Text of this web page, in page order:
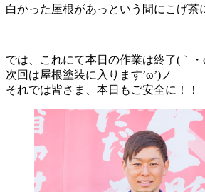
白かった屋根があっという間にこげ茶
では、これにて本日の作業は終了(｀・
次回は屋根塗装に入ります’ω’)ノ
それでは皆さま、本日もご安全に！！